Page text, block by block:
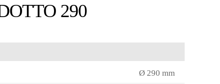
290
Ø 290 mm